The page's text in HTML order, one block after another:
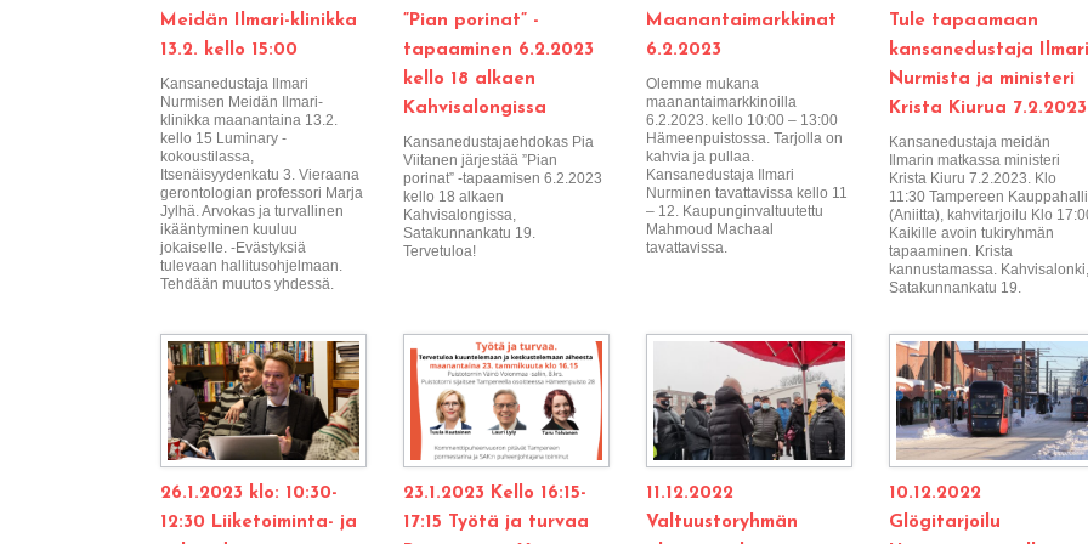
Meidän Ilmari-klinikka
13.2. kello 15:00
Kansanedustaja Ilmari
Nurmisen Meidän Ilmari-
klinikka maanantaina 13.2.
kello 15 Luminary -
kokoustilassa,
Itsenäisyydenkatu 3. Vieraana
gerontologian professori Marja
Jylhä. Arvokas ja turvallinen
ikääntyminen kuuluu
jokaiselle. -Evästyksiä
tulevaan hallitusohjelmaan.
Tehdään muutos yhdessä.
”Pian porinat” -
tapaaminen 6.2.2023
kello 18 alkaen
Kahvisalongissa
Kansanedustajaehdokas Pia
Viitanen järjestää ”Pian
porinat” -tapaamisen 6.2.2023
kello 18 alkaen
Kahvisalongissa,
Satakunnankatu 19.
Tervetuloa!
Maanantaimarkkinat
6.2.2023
Olemme mukana
maanantaimarkkinoilla
6.2.2023. kello 10:00 – 13:00
Hämeenpuistossa. Tarjolla on
kahvia ja pullaa.
Kansanedustaja Ilmari
Nurminen tavattavissa kello 11
– 12. Kaupunginvaltuutettu
Mahmoud Machaal
tavattavissa.
Tule tapaamaan
kansanedustaja Ilmari
Nurmista ja ministeri
Krista Kiurua 7.2.2023
Kansanedustaja meidän
Ilmarin matkassa ministeri
Krista Kiuru 7.2.2023. Klo
11:30 Tampereen Kauppahalli
(Aniitta), kahvitarjoilu Klo
Kaikille avoin tukiryhmän
tapaaminen. Krista
kannustamassa. Kahvisalonki,
Satakunnankatu 19.
26.1.2023 klo: 10:30-
12:30 Liiketoiminta- ja
23.1.2023 Kello 16:15-
17:15 Työtä ja turvaa
11.12.2022
Valtuustoryhmän
10.12.2022
Glögitarjoilu